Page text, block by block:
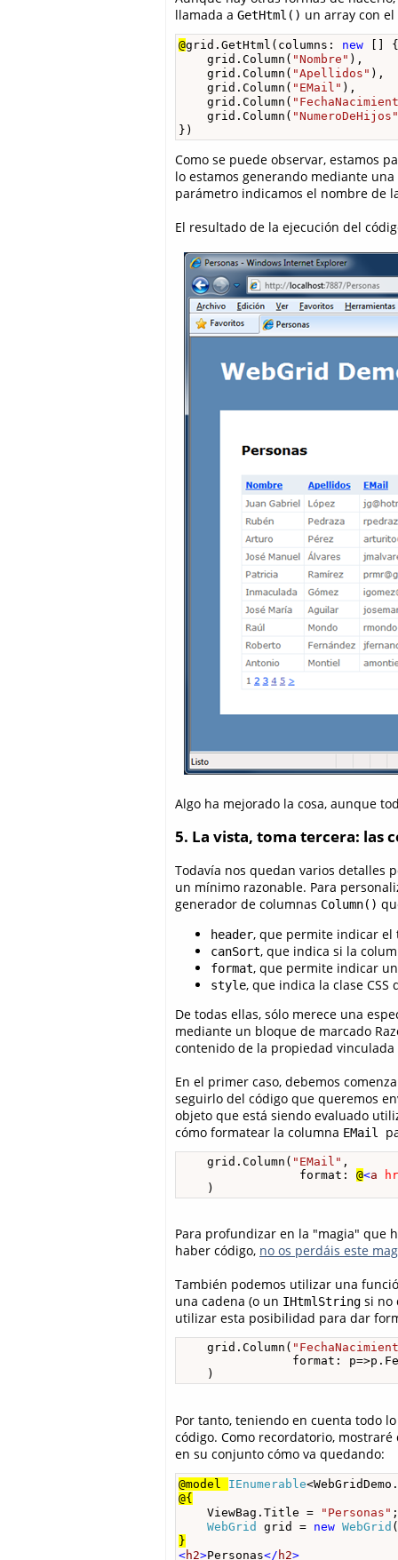
llamada a GetHtml() un array con
@grid.GetHtml(columns: new [] {
grid.Column( "Nombre" ),
grid.Column( "Apellidos" ),
grid.Column( "EMail" ),
grid.Column(
grid.Column( "NumeroDeHijos"
})
Como se puede observar, estamos
lo estamos generando mediante
parámetro indicamos el nombre de
El resultado de la ejecución del
Algo ha mejorado la cosa, aunque
5. La vista, toma tercera: las
Todavía nos quedan varios detalles
un mínimo razonable. Para
generador de columnas Column()
header, que permite indicar el
canSort, que indica si la
format, que permite indicar
style, que indica la clase
De todas ellas, sólo merece una
mediante un bloque de marcado
contenido de la propiedad vinculada
En el primer caso, debemos
seguirlo del código que queremos
objeto que está siendo evaluado
cómo formatear la columna EMail
grid.Column( "EMail" ,
format: @<a
)
Para profundizar en la "magia" que
haber código, no os perdáis este
También podemos utilizar una
una cadena (o un IHtmlString si no
utilizar esta posibilidad para dar
grid.Column(
format:
)
Por tanto, teniendo en cuenta todo
código. Como recordatorio,
en su conjunto cómo va quedando:
@model IEnumerable
@{
ViewBag.Title =
"Personas" ;
WebGrid
grid = new WebGrid
}
<h2>Personas</ h2>